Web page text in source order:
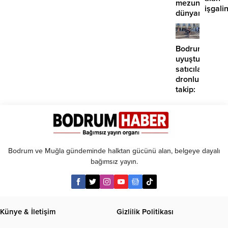
mezunlarına
dünyanın
seçkin
kabul
Bodrum’da
uyuşturucu
satıcılarına
dronlu
takip:
Bodrum ve Muğla gündeminde halktan gücünü alan, belgeye dayalı
bağımsız yayın.
Künye & İletişim Gizlilik Politikası